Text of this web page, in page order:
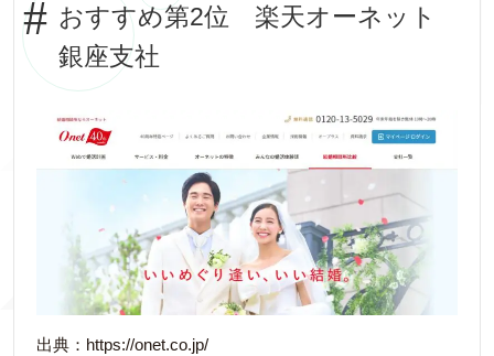
おすすめ第2位 楽天オーネット
銀座支社
出典：https://onet.co.jp/